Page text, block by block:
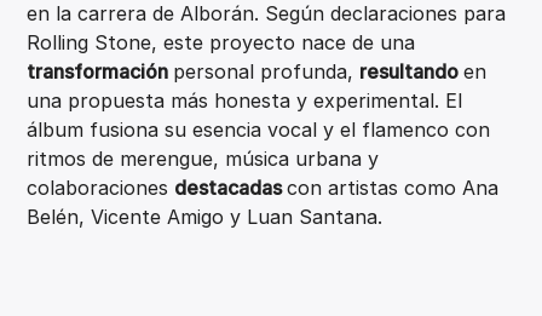
en la carrera de Alborán. Según declaraciones para
Rolling Stone, este proyecto nace de una
transformación personal profunda, resultandoen
una propuesta más honesta y experimental. El
álbum fusiona su esencia vocal y el flamenco con
ritmos de merengue, música urbana y
colaboraciones destacadascon artistas como Ana
Belén, Vicente Amigo y Luan Santana.